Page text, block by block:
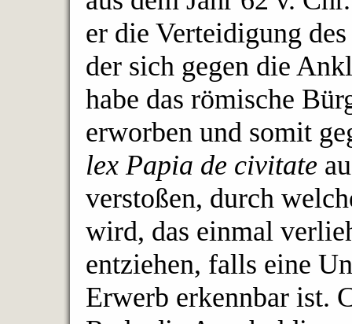
er die Verteidigung
der sich gegen die
habe das römische
erworben und somit
lex Papia de civitate
verstoßen, durch
wird, das einmal
entziehen, falls eine
Erwerb erkennbar ist.